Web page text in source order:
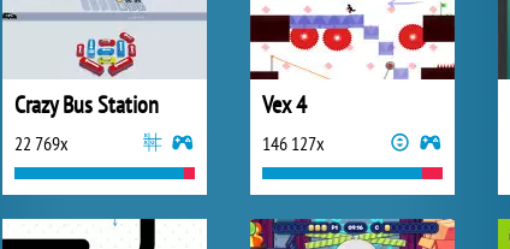
Crazy Bus Station
22 769x
Vex 4
146 127x